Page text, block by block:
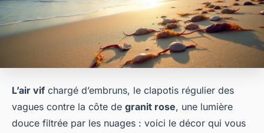
L’air vif chargé d’embruns, le clapotis régulier des
vagues contre la côte de granit rose, une lumière
douce filtrée par les nuages : voici le décor qui vous